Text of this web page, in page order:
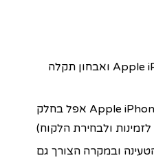
בדיקת מכשיר Apple iPhone 14 Plus ואבחון תקלה
החלפת שקע טעינה Apple iPhone 14 Plus אפל בחלק
ולבחירת הלקוח)
ובמקרה הצורך גם